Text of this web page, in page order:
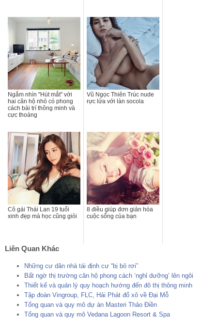
Ngắm nhìn "Hút mắt" với
hai căn hộ nhỏ có phong
cách bài trí thông minh và
cực thoáng
Vũ Ngọc Thiên Trúc nude
rực lửa với làn socola
Cô gái Thái Lan 19 tuổi
xinh đẹp mà học cũng giỏi
8 điều giúp đơn giản hóa
cuộc sống của bạn
Liên Quan Khác
Những cư dân nhà tái định cư “bị bỏ rơi”
Bất ngờ thị trường căn hộ phong cách ‘nghỉ dưỡng’ lên ngôi
Thiết kế và quản lý quy hoạch hướng đến đô thị thông minh
Tập đoàn Vingroup, FLC, Hải Phát đổ xô về Đại Mỗ
Tổng quan và quy mô dự án Masteri Thảo Điền
Tổng quan và quy mô Vedana Lagoon Resort & Spa